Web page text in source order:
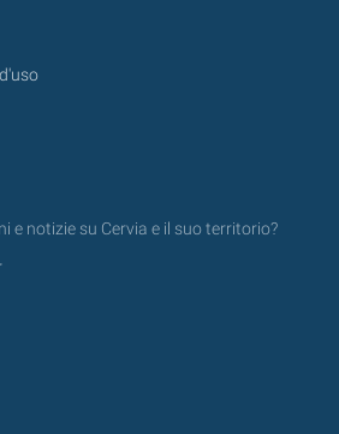
e notizie su Cervia e il suo territorio?